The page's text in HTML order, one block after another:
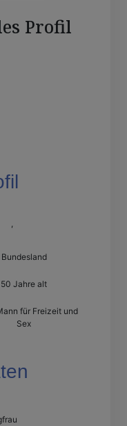
Profil
,
Bundesland
50 Jahre alt
für Freizeit und
Sex